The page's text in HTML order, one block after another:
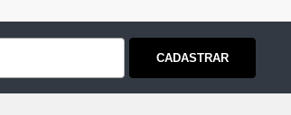
CADASTRAR